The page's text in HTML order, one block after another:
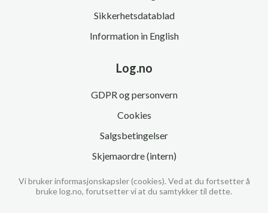
Sikkerhetsdatablad
Information in English
Log.no
GDPR og personvern
Cookies
Salgsbetingelser
Skjemaordre (intern)
Vi bruker informasjonskapsler (cookies). Ved at du fortsetter å
bruke log.no, forutsetter vi at du samtykker til dette.